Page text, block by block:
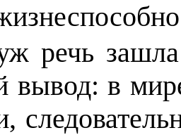
речь зашла
вывод: в